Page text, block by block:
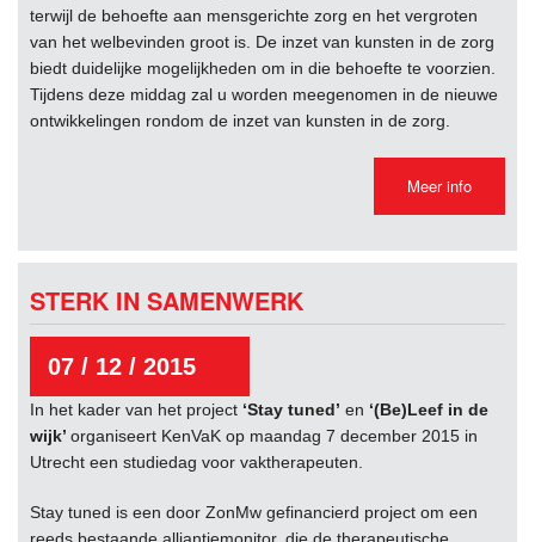
terwijl de behoefte aan mensgerichte zorg en het vergroten
van het welbevinden groot is. De inzet van kunsten in de zorg
biedt duidelijke mogelijkheden om in die behoefte te voorzien.
Tijdens deze middag zal u worden meegenomen in de nieuwe
ontwikkelingen rondom de inzet van kunsten in de zorg.
Meer info
STERK IN SAMENWERK
07 / 12 / 2015
In het kader van het project ‘Stay tuned’ en ‘(Be)Leef in de
wijk’ organiseert KenVaK op maandag 7 december 2015 in
Utrecht een studiedag voor vaktherapeuten.
Stay tuned is een door ZonMw gefinancierd project om een